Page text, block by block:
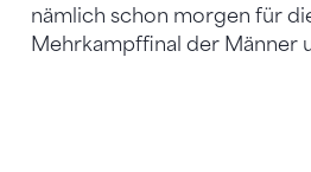
nämlich schon morgen für
Mehrkampffinal der Männer